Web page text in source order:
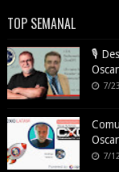
TOP SEMANAL
🎙️
7/
7/